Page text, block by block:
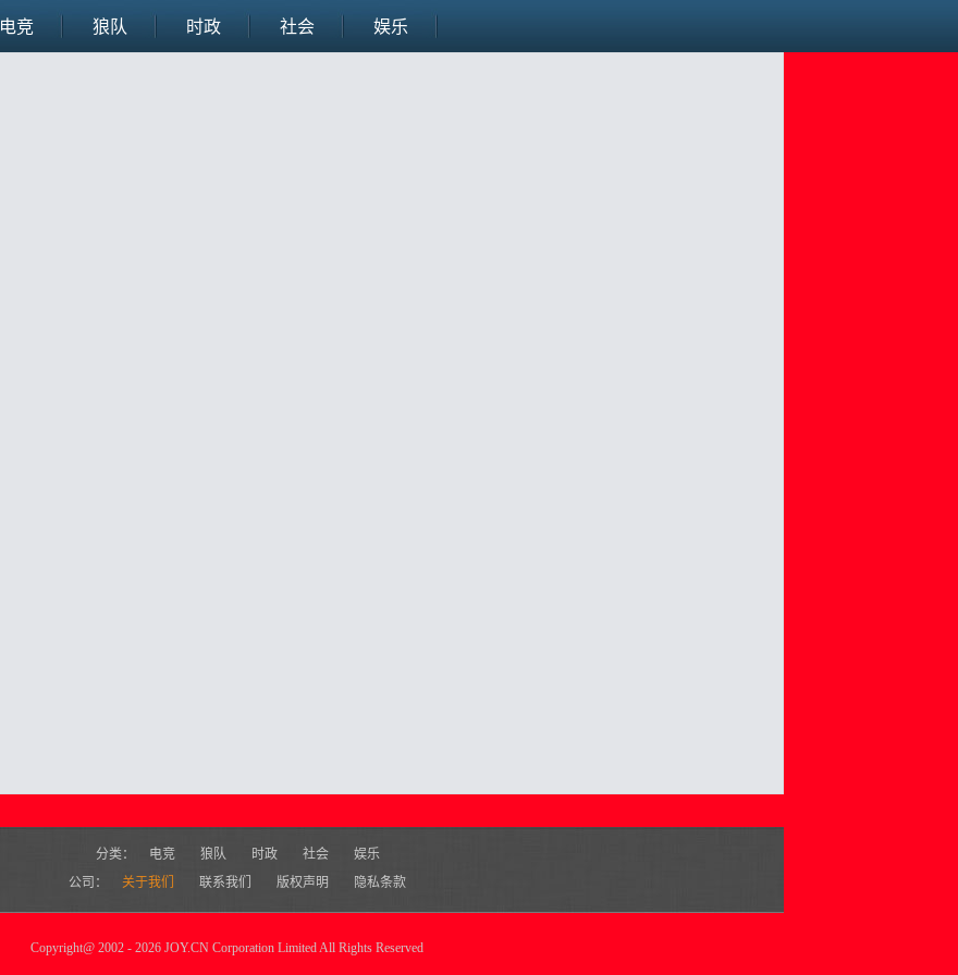
电竞 狼队 时政 社会 娱乐
分类： 电竞 狼队 时政 社会
娱乐
公司：
关于我们 联系我们 版权声明 隐私条款
Copyright@2002 - 2026 JOY.CN Corporation Limited All Rights Reserved